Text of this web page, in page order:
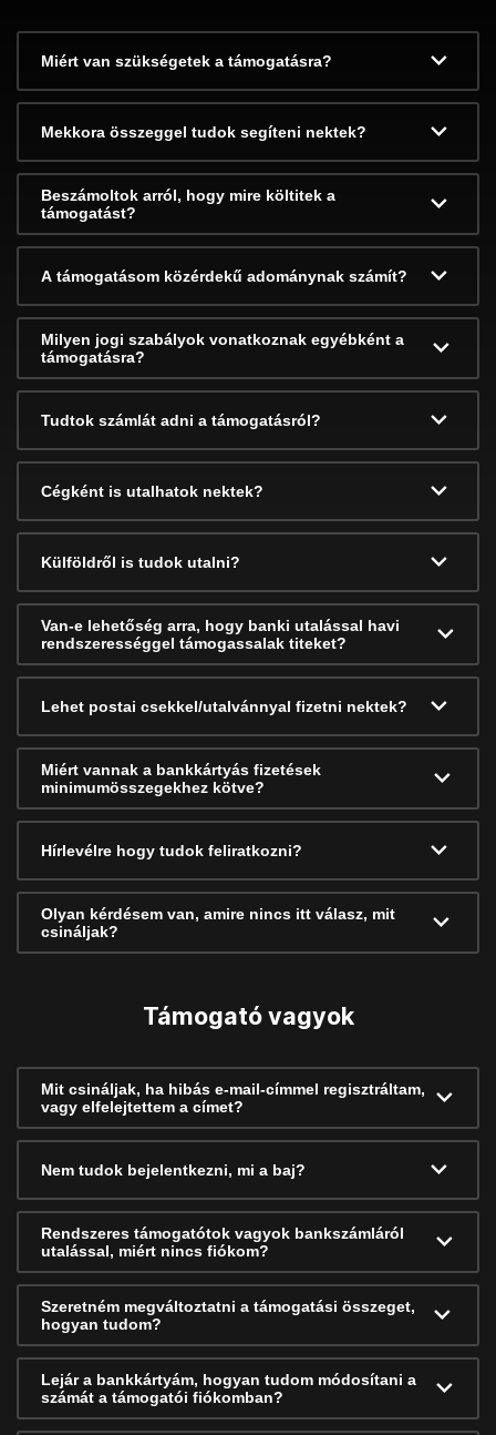
Miért van szükségetek a támogatásra?
Mekkora összeggel tudok segíteni nektek?
Beszámoltok arról, hogy mire költitek a
támogatást?
A támogatásom közérdekű adománynak számít?
Milyen jogi szabályok vonatkoznak egyébként a
támogatásra?
Tudtok számlát adni a támogatásról?
Cégként is utalhatok nektek?
Külföldről is tudok utalni?
Van-e lehetőség arra, hogy banki utalással havi
rendszerességgel támogassalak titeket?
Lehet postai csekkel/utalvánnyal fizetni nektek?
Miért vannak a bankkártyás fizetések
minimumösszegekhez kötve?
Hírlevélre hogy tudok feliratkozni?
Olyan kérdésem van, amire nincs itt válasz, mit
csináljak?
Támogató vagyok
Mit csináljak, ha hibás e-mail-címmel regisztráltam,
vagy elfelejtettem a címet?
Nem tudok bejelentkezni, mi a baj?
Rendszeres támogatótok vagyok bankszámláról
utalással, miért nincs fiókom?
Szeretném megváltoztatni a támogatási összeget,
hogyan tudom?
Lejár a bankkártyám, hogyan tudom módosítani a
számát a támogatói fiókomban?